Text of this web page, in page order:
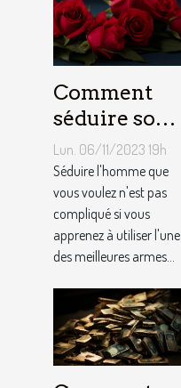
Comment
séduire son
homme ?
Lun. 06/11/2023 19h
Séduire l'homme que
vous voulez n'est pas
compliqué si vous
apprenez à utiliser l'une
des meilleures armes...